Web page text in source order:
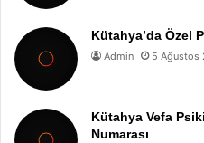
Kütahya’da Özel
Admin 5 Ağustos
Kütahya Vefa
Numarası